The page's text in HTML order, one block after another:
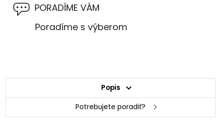
PORADÍME VÁM
Poradíme s výberom
Popis
Potrebujete poradiť?